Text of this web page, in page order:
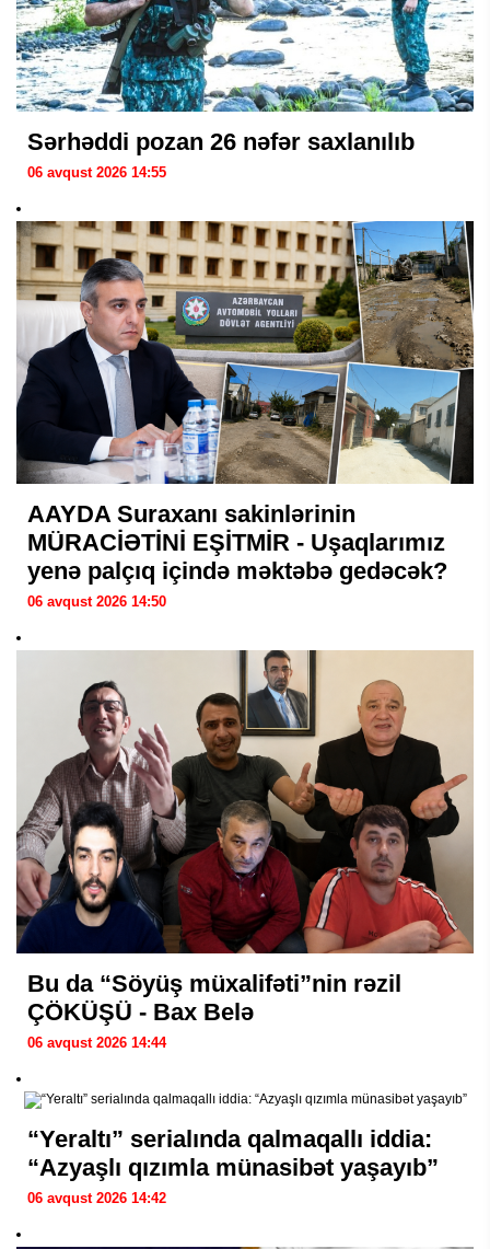
Sərhəddi pozan 26 nəfər saxlanılıb
06 avqust 2026 14:55
AAYDA Suraxanı sakinlərinin
MÜRACİƏTİNİ EŞİTMİR - Uşaqlarımız
yenə palçıq içində məktəbə gedəcək?
06 avqust 2026 14:50
Bu da “Söyüş müxalifəti”nin rəzil
ÇÖKÜŞÜ - Bax Belə
06 avqust 2026 14:44
“Yeraltı” serialında qalmaqallı iddia:
“Azyaşlı qızımla münasibət yaşayıb”
06 avqust 2026 14:42